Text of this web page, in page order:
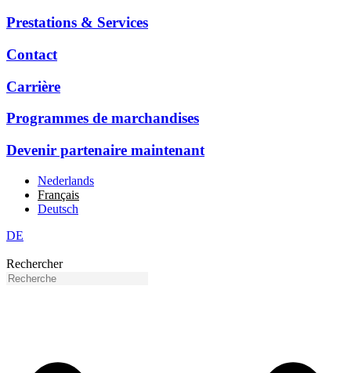
Prestations & Services
Contact
Carrière
Programmes de marchandises
Devenir partenaire maintenant
Nederlands
Français
Deutsch
DE
Rechercher